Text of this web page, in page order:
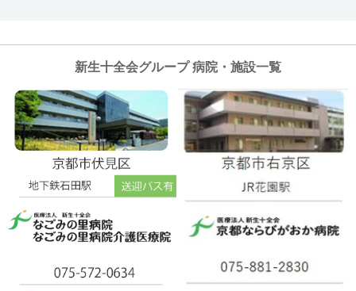
新生十全会グループ 病院・施設一覧